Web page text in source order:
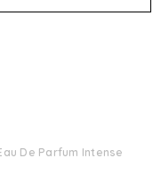
De Parfum Intense